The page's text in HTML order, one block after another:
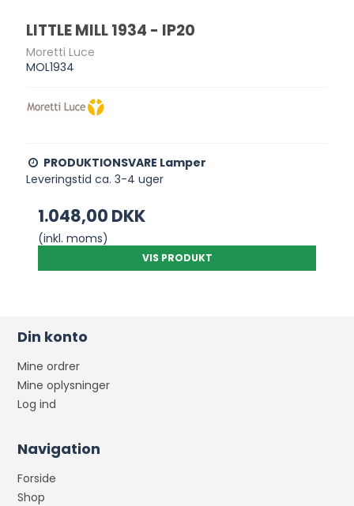
LITTLE MILL 1934 - IP20
Moretti Luce
MOL1934
PRODUKTIONSVARE Lamper
Leveringstid ca. 3-4 uger
1.048,00 DKK
(inkl. moms)
VIS PRODUKT
Din konto
Mine ordrer
Mine oplysninger
Log ind
Navigation
Forside
Shop